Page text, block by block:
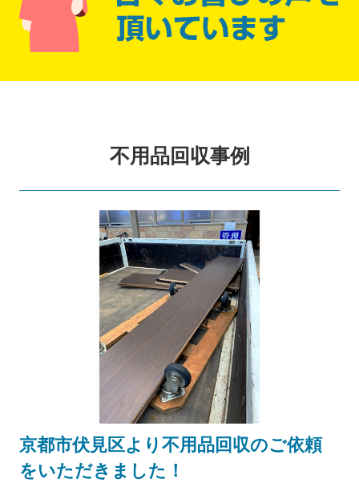
不用品回収事例
京都市伏見区より不用品回収のご依頼
をいただきました！